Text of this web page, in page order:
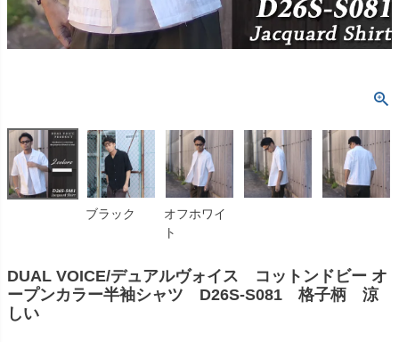
ブラック
オフホワイ
ト
DUAL VOICE/デュアルヴォイス コットンドビー オ
ープンカラー半袖シャツ D26S-S081 格子柄 涼
しい